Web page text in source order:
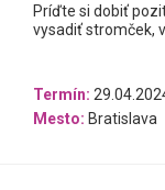
Príďte si dobiť
vysadiť stromček,
Termín:
Mesto: Bratislava